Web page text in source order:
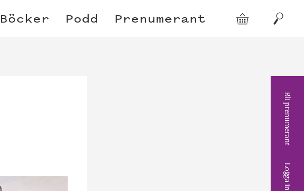
Böcker Podd Prenumerant Varukorg Sök
Bli prenumerant
Logga in